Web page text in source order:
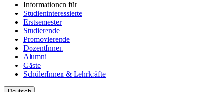
Informationen für
Studieninteressierte
Erstsemester
Studierende
Promovierende
DozentInnen
Alumni
Gäste
SchülerInnen & Lehrkräfte